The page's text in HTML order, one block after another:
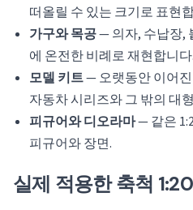
떠올릴 수 있는 크기로 표현
가구와 목공— 의자, 수납장,
에 온전한 비례로 재현합니다.
모델 키트— 오랫동안 이어진
자동차 시리즈와 그 밖의 대
피규어와 디오라마— 같은
피규어와 장면.
실제 적용한 축척